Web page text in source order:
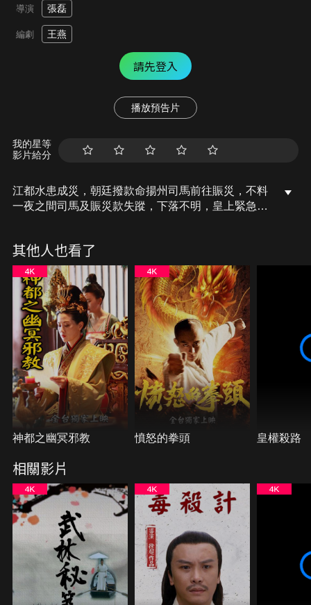
導演 張磊
編劇 王燕
請先登入
播放預告片
我的星等
影片給分
江都水患成災，朝廷撥款命揚州司馬前往賑災，不料
一夜之間司馬及賑災款失蹤，下落不明，皇上緊急命
案，案情陷入膠著，另又爆殺人滅口案，死者正是萬
花樓第一美女，這才使的案情水落石出。
其他人也看了
神都之幽冥邪教 憤怒的拳頭 皇權殺路
相關影片